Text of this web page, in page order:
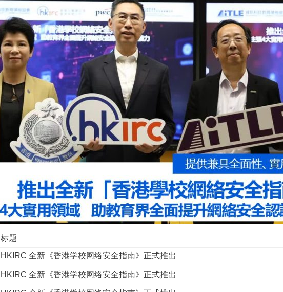
标题
HKIRC 全新《香港学校网络安全指南》正式推出
HKIRC 全新《香港学校网络安全指南》正式推出